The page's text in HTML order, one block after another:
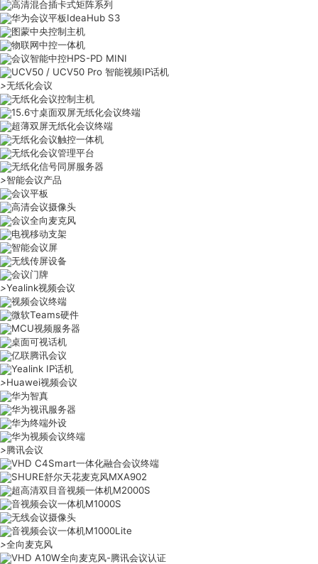
高清混合插卡式矩阵系列
华为会议平板IdeaHub S3
图蒙中央控制主机
物联网中控一体机
会议智能中控HPS-PD MINI
UCV50 / UCV50 Pro 智能视频IP话机
>无纸化会议
无纸化会议控制主机
15.6寸桌面双屏无纸化会议终端
超薄双屏无纸化会议终端
无纸化会议触控一体机
无纸化会议管理平台
无纸化信号同屏服务器
>智能会议产品
会议平板
高清会议摄像头
会议全向麦克风
电视移动支架
智能会议屏
无线传屏设备
会议门牌
>Yealink视频会议
视频会议终端
微软Teams硬件
MCU视频服务器
桌面可视话机
亿联腾讯会议
Yealink IP话机
>Huawei视频会议
华为智真
华为视讯服务器
华为终端外设
华为视频会议终端
>腾讯会议
VHD C4Smart一体化融合会议终端
SHURE舒尔天花麦克风MXA902
超高清双目音视频一体机M2000S
音视频会议一体机M1000S
无线会议摄像头
音视频会议一体机M1000Lite
>全向麦克风
VHD A10W全向麦克风-腾讯会议认证